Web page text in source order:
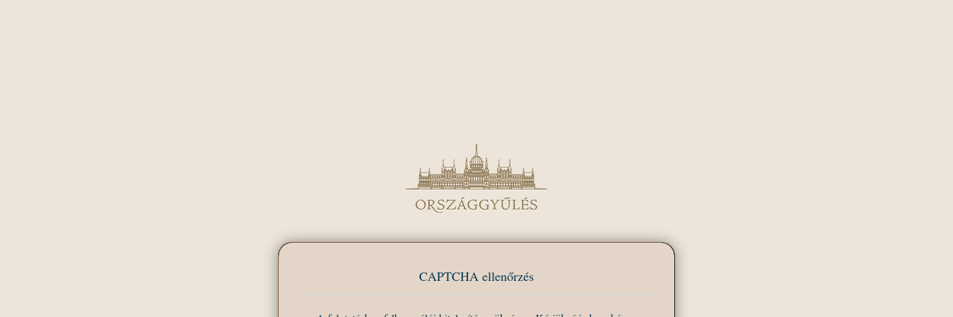
CAPTCHA ellenőrzés